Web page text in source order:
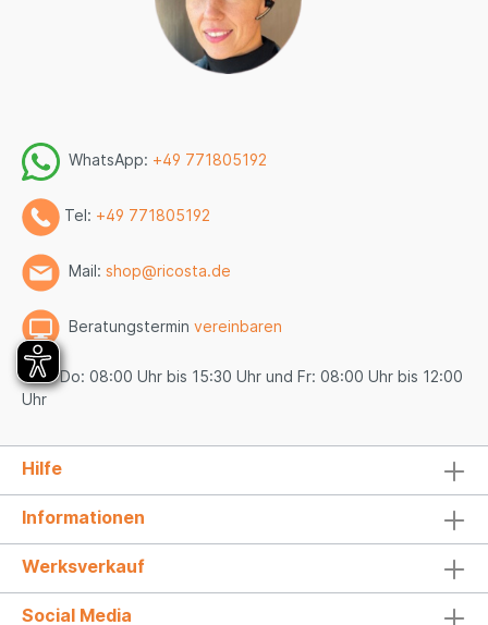
WhatsApp: +49 771805192
Tel: +49 771805192
Mail: shop@ricosta.de
Beratungstermin vereinbaren
Mo - Do: 08:00 Uhr bis 15:30 Uhr und Fr: 08:00 Uhr bis 12:00
Uhr
Hilfe
Informationen
Werksverkauf
Social Media